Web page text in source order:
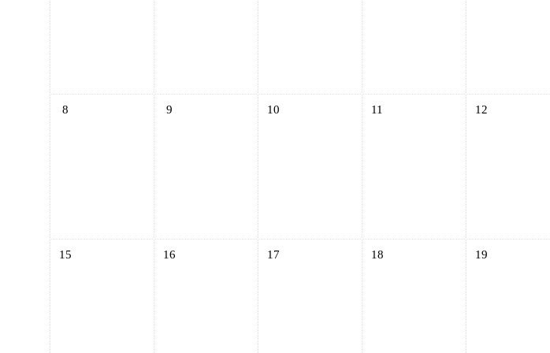
Sin eventos, domingo, 8 junio
8 Sin eventos, lunes, 9 junio
9 Sin eventos, martes, 10 junio
10 Sin eventos, miércoles, 11 junio
11 Sin eventos,
12
Sin eventos, domingo, 15 junio
15 Sin eventos, lunes, 16 junio
16 Sin eventos, martes, 17 junio
17 Sin eventos, miércoles, 18 junio
18 Sin eventos,
19